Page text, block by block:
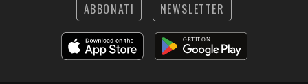
ABBONATI NEWSLETTER